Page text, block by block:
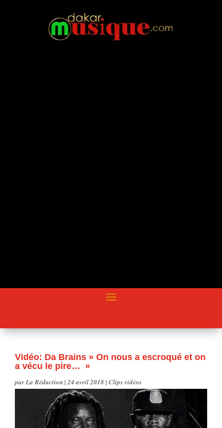
Vidéo: Da Brains » On nous a escroqué et on
a vécu le pire… »
parLa Rédaction|24 avril 2018 | Clips vidéos